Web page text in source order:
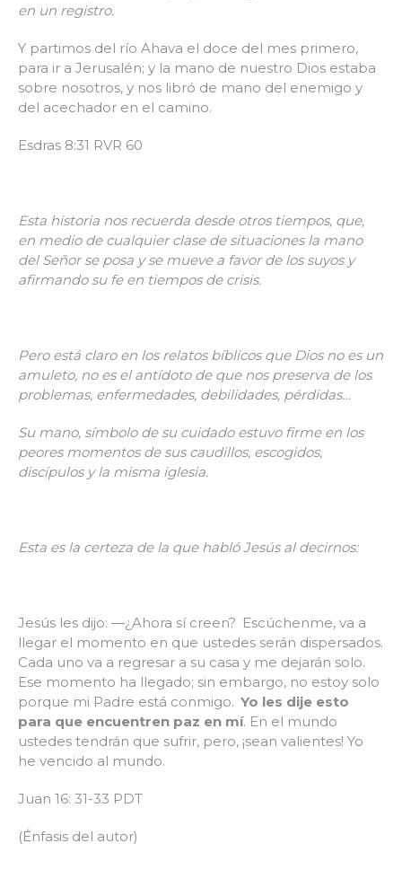
en un registro.
Y partimos del río Ahava el doce del mes primero,
para ir a Jerusalén; y la mano de nuestro Dios estaba
sobre nosotros, y nos libró de mano del enemigo y
del acechador en el camino.
Esdras 8:31 RVR 60
Esta historia nos recuerda desde otros tiempos, que,
en medio de cualquier clase de situaciones la mano
del Señor se posa y se mueve a favor de los suyos y
afirmando su fe en tiempos de crisis.
Pero está claro en los relatos bíblicos que Dios no es un
amuleto, no es el antídoto de que nos preserva de los
problemas, enfermedades, debilidades, pérdidas…
Su mano, símbolo de su cuidado estuvo firme en los
peores momentos de sus caudillos, escogidos,
discípulos y la misma iglesia.
Esta es la certeza de la que habló Jesús al decirnos:
Jesús les dijo: —¿Ahora sí creen? Escúchenme, va a
llegar el momento en que ustedes serán dispersados.
Cada uno va a regresar a su casa y me dejarán solo.
Ese momento ha llegado; sin embargo, no estoy solo
porque mi Padre está conmigo. Yo les dije esto
para que encuentren paz en mí. En el mundo
ustedes tendrán que sufrir, pero, ¡sean valientes! Yo
he vencido al mundo.
Juan 16: 31-33 PDT
(Énfasis del autor)